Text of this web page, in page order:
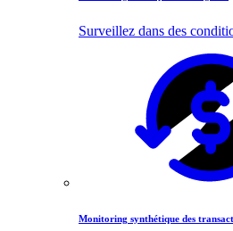
Surveillez dans des
Monitoring synthétique des